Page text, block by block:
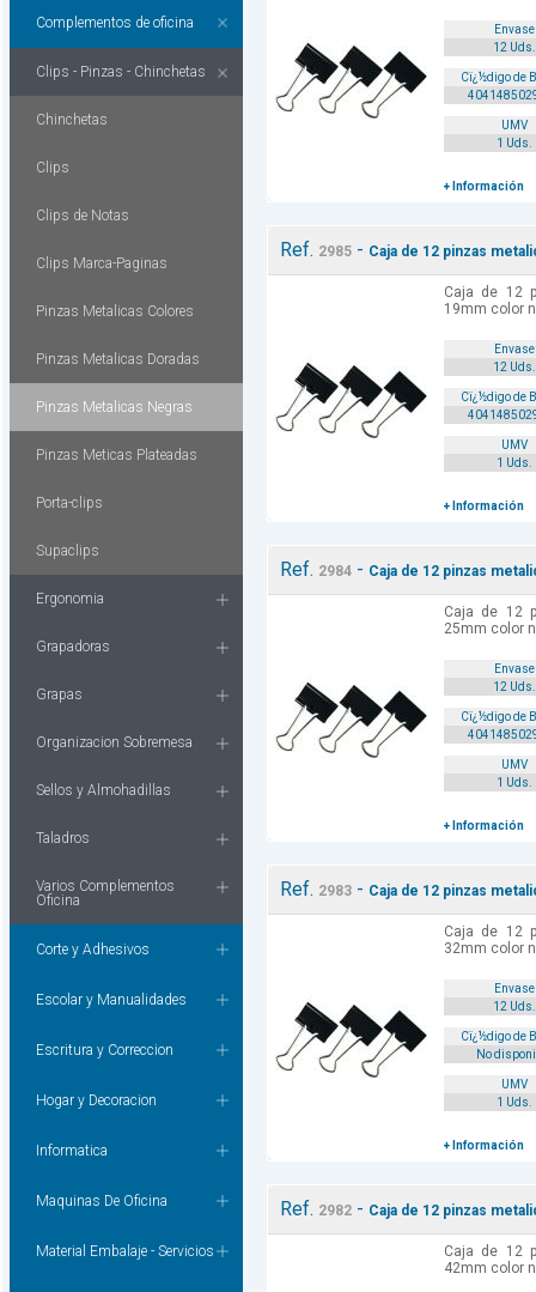
Complementos de oficina
Clips - Pinzas - Chinchetas
Chinchetas
Clips
Clips de Notas
Clips Marca-Paginas
Pinzas Metalicas Colores
Pinzas Metalicas Doradas
Pinzas Metalicas Negras
Pinzas Meticas Plateadas
Porta-clips
Supaclips
Ergonomia
Grapadoras
Grapas
Organizacion Sobremesa
Sellos y Almohadillas
Taladros
Varios Complementos
Oficina
Corte y Adhesivos
Escolar y Manualidades
Escritura y Correccion
Hogar y Decoracion
Informatica
Maquinas De Oficina
Material Embalaje - Servicios
Envase
12 Uds.
Cï¿½digo de
UMV
1 Uds.
+ Información
Ref. 2985- Caja de 12 pinzas
Caja de 12
19mm color
Envase
12 Uds.
Cï¿½digo de
UMV
1 Uds.
+ Información
Ref. 2984- Caja de 12 pinzas
Caja de 12
25mm color
Envase
12 Uds.
Cï¿½digo de
UMV
1 Uds.
+ Información
Ref. 2983- Caja de 12 pinzas
Caja de 12
32mm color
Envase
12 Uds.
Cï¿½digo de
No
UMV
1 Uds.
+ Información
Ref. 2982- Caja de 12 pinzas
Caja de 12
42mm color